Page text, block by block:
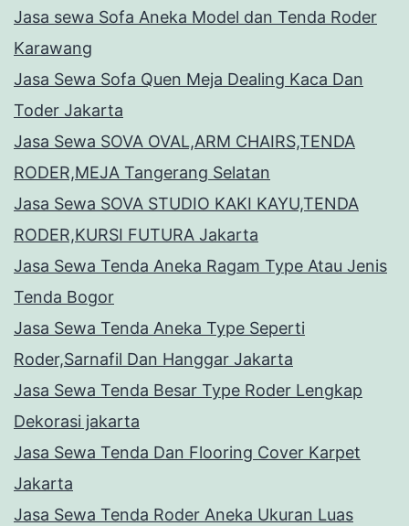
Jasa sewa Sofa Aneka Model dan Tenda Roder
Karawang
Jasa Sewa Sofa Quen Meja Dealing Kaca Dan
Toder Jakarta
Jasa Sewa SOVA OVAL,ARM CHAIRS,TENDA
RODER,MEJA Tangerang Selatan
Jasa Sewa SOVA STUDIO KAKI KAYU,TENDA
RODER,KURSI FUTURA Jakarta
Jasa Sewa Tenda Aneka Ragam Type Atau Jenis
Tenda Bogor
Jasa Sewa Tenda Aneka Type Seperti
Roder,Sarnafil Dan Hanggar Jakarta
Jasa Sewa Tenda Besar Type Roder Lengkap
Dekorasi jakarta
Jasa Sewa Tenda Dan Flooring Cover Karpet
Jakarta
Jasa Sewa Tenda Roder Aneka Ukuran Luas